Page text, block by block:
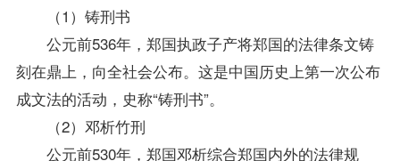
（1）铸刑书
公元前536年，郑国执政子产将郑国的法律条文铸
刻在鼎上，向全社会公布。这是中国历史上第一次公布
成文法的活动，史称“铸刑书”。
（2）邓析竹刑
公元前530年，郑国邓析综合郑国内外的法律规